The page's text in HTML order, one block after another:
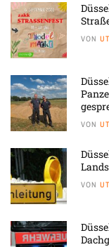
VON
VON
VON